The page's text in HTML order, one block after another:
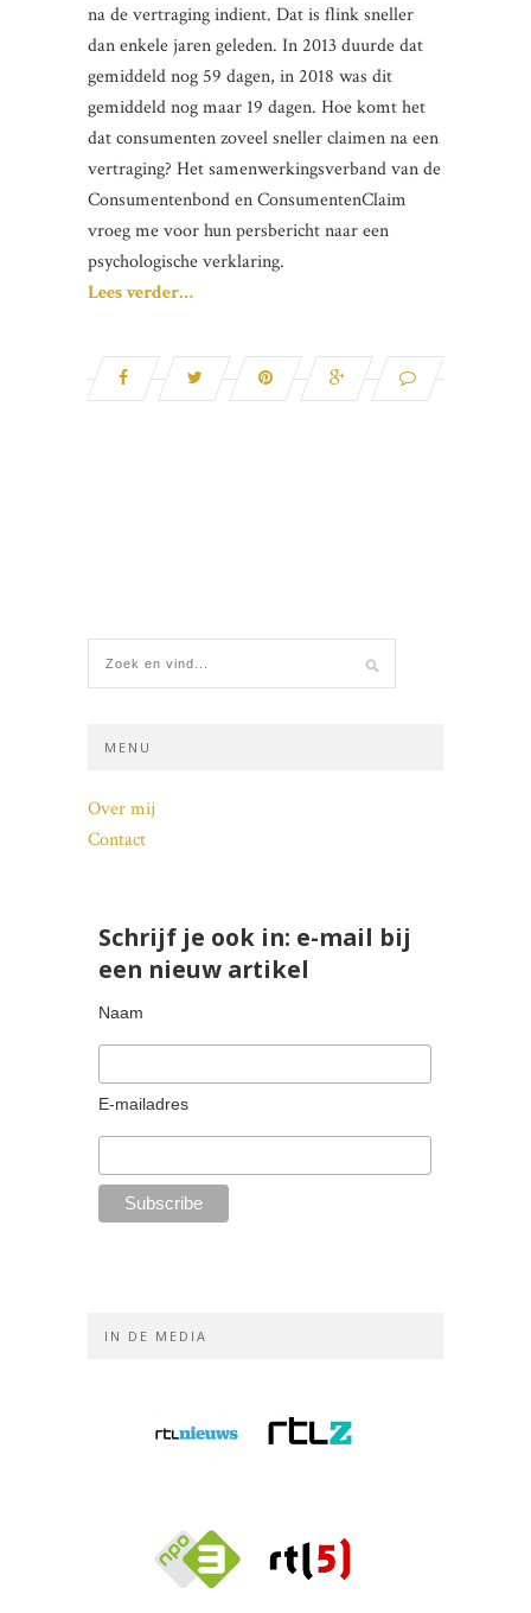
na de vertraging indient. Dat is flink sneller
dan enkele jaren geleden. In 2013 duurde dat
gemiddeld nog 59 dagen, in 2018 was dit
gemiddeld nog maar 19 dagen. Hoe komt het
dat consumenten zoveel sneller claimen na een
vertraging? Het samenwerkingsverband van de
Consumentenbond en ConsumentenClaim
vroeg me voor hun persbericht naar een
psychologische verklaring.
Lees verder…
MENU
Over mij
Contact
Schrijf je ook in: e-mail bij
een nieuw artikel
Naam
E-mailadres
IN DE MEDIA